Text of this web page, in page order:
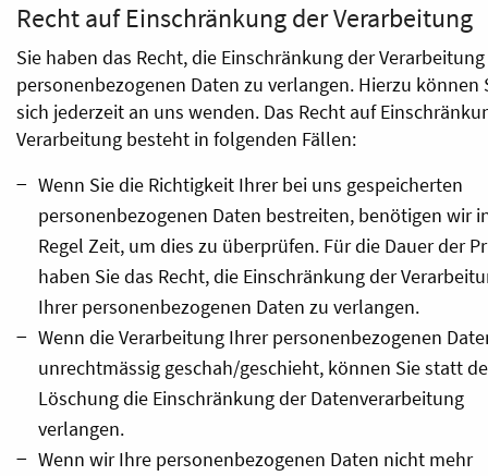
Recht auf Einschränkung der Verarbeitung
Sie haben das Recht, die Einschränkung der
personenbezogenen Daten zu verlangen. Hierzu können
sich jederzeit an uns wenden. Das Recht auf
Verarbeitung besteht in folgenden Fällen:
Wenn Sie die Richtigkeit Ihrer bei uns gespeicherten
personenbezogenen Daten bestreiten, benötigen wir
Regel Zeit, um dies zu überprüfen. Für die Dauer der
haben Sie das Recht, die Einschränkung der
Ihrer personenbezogenen Daten zu verlangen.
Wenn die Verarbeitung Ihrer personenbezogenen
unrechtmässig geschah/geschieht, können Sie statt
Löschung die Einschränkung der Datenverarbeitung
verlangen.
Wenn wir Ihre personenbezogenen Daten nicht mehr